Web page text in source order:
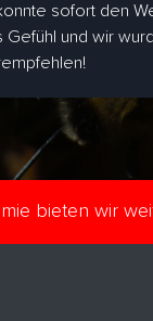
sofort den
und wir
bieten wir